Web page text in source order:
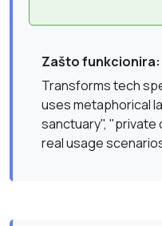
Zašto funkcionira:
Transforms tech
uses metaphorical
sanctuary",
real usage